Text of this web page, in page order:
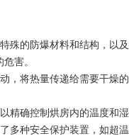
殊的防爆材料和结构，以
害。
，将热量传递给需要干燥
确控制烘房内的温度和
种安全保护装置，如超